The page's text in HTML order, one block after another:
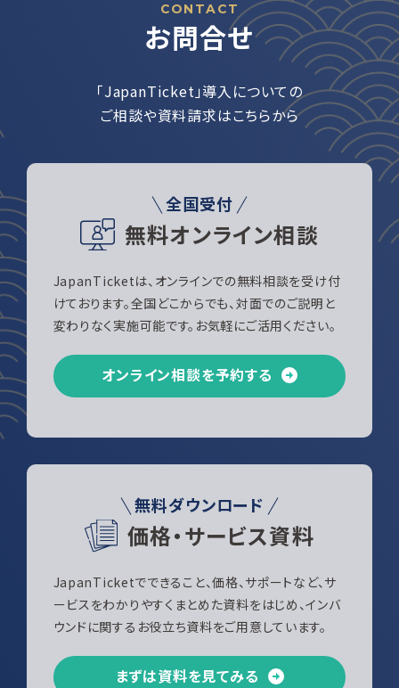
CONTACT
お問合せ
「JapanTicket」導入についての
ご相談や資料請求はこちらから
全国受付
無料オンライン相談
JapanTicketは、オンラインでの無料相談を受け付
けております。全国どこからでも、対面でのご説明と
変わりなく実施可能です。お気軽にご活用ください。
オンライン相談を予約する
無料ダウンロード
価格・サービス資料
JapanTicketでできること、価格、サポートなど、サ
ービスをわかりやすくまとめた資料をはじめ、インバ
ウンドに関するお役立ち資料をご用意しています。
まずは資料を見てみる